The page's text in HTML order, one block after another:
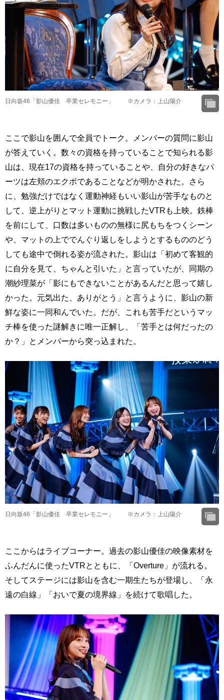
日向坂46「影山優佳 卒業セレモニー」 ※カメラ：上山陽介
ここで影山を囲んで全員でトーク。メンバーの質問に影山
が答えていく。数々の資格を持っていることで知られる影
山は、現在17の資格を持っていることや、自分の好きなパ
ーツは左頬のエクボであることなどが明かされた。さら
に、勉強だけではなく運動神経もいい影山が苦手なものと
して、逆上がりとマット運動に挑戦したVTRも上映。鉄棒
を前にして、口数は多いものの無様に尻もちをつくシーン
や、マットの上ででんぐり返しをしようとするもののどう
しても途中で倒れる姿が流された。影山は「初めて客観的
に自分を見て、ちゃんと引いた」と言っていたが、同期の
潮紗理菜が「影にもできないことがあるんだと思って嬉し
かった。元気出た、ありがとう」と言うように、影山の新
鮮な姿に一同和んでいた。だが、これも苦手だというマッ
チ棒を使った謎解きに唯一正解し、「苦手とは何だったの
か？」とメンバーから突っ込まれた。
日向坂46「影山優佳 卒業セレモニー」 ※カメラ：上山陽介
ここからはライブコーナー。過去の影山優佳の映像素材を
ふんだんに使ったVTRとともに、「Overture」が流れる。
そしてステージには影山を含む一期生たちが登場し、「永
遠の白線」「おいで夏の境界線」を続けて歌唱した。